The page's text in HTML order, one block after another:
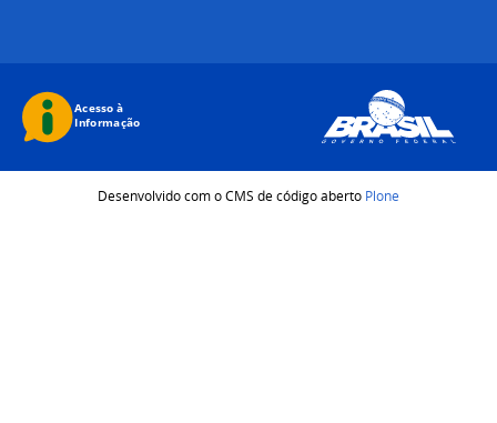
Desenvolvido com o CMS de código aberto Plone